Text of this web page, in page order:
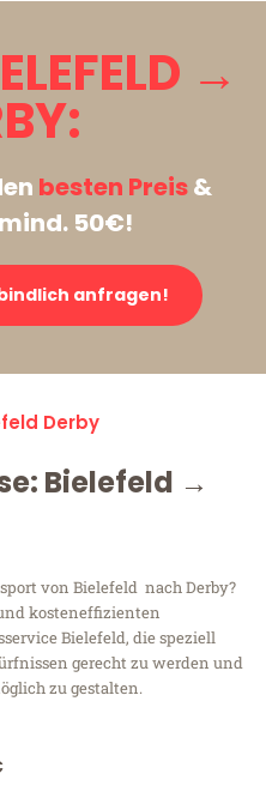
→
besten Preis&
50€!
anfragen!
Derby
Bielefeld →
von Bielefeld nach Derby?
kosteneffizienten
Bielefeld, die speziell
gerecht zu werden und
zu gestalten.